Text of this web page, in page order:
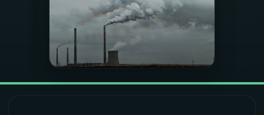
PROGRAMAS
PODCASTS